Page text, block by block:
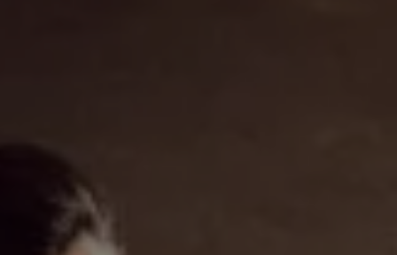
Actualización de software
Car-Net
App-Connect
Clientes y posventa